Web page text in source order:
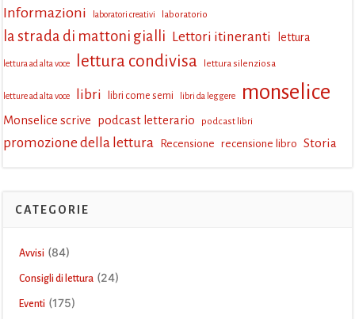
Informazioni laboratori creativi laboratorio
la strada di mattoni gialli Lettori itineranti lettura
lettura ad alta voce lettura condivisa lettura silenziosa
letture ad alta voce libri libri come semi libri da leggere monselice
Monselice scrive podcast letterario podcast libri
promozione della lettura Recensione recensione libro Storia
CATEGORIE
Avvisi (84)
Consigli di lettura (24)
Eventi (175)